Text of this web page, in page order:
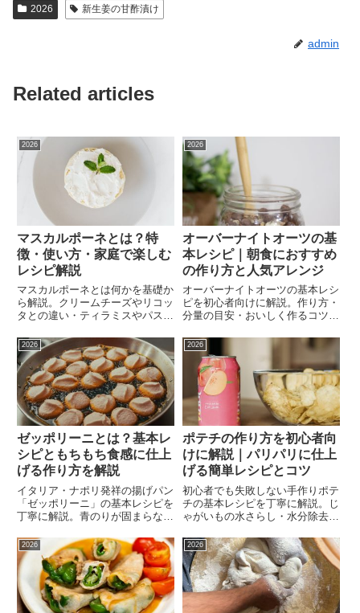
2026 新生姜の甘酢漬け
admin
Related articles
2026
マスカルポーネとは？特
徴・使い方・家庭で楽しむ
レシピ解説
マスカルポーネとは何かを基礎か
ら解説。クリームチーズやリコッ
タとの違い・ティラミスやパスタ
ズまで網羅。甘みとコクのある濃
厚なイタリアンチーズを家庭のス
イーツや料理に活用しよう。
2026
オーバーナイトオーツの基
本レシピ｜朝食におすすめ
の作り方と人気アレンジ
オーバーナイトオーツの基本レシ
ピを初心者向けに解説。作り方・
分量の目安・おいしく作るコツ・
ウダー・抹茶などアレンジレシ
ピ・ダイエット中の取り入れ方・
よくある失敗と対処法まで網羅。
忙しい朝の手軽な朝食に。
2026
ゼッポリーニとは？基本レ
シピともちもち食感に仕上
げる作り方を解説
イタリア・ナポリ発祥の揚げパン
「ゼッポリーニ」の基本レシピを
丁寧に解説。青のりが固まらない
ズソースのディップレシピ・しら
す・コーンなど人気アレンジ・冷
凍保存と温め直し方まで網羅。手
軽なおつまみを自宅で作ろう。
2026
ポテチの作り方を初心者向
けに解説｜パリパリに仕上
げる簡単レシピとコツ
初心者でも失敗しない手作りポテ
チの基本レシピを丁寧に解説。じ
ゃがいもの水さらし・水分除去・
ない原因と対処法・のり塩やコン
ソメなど味付けアレンジ・保存方
法まで網羅。揚げたての食感を自
宅で楽しもう。
2026 2026